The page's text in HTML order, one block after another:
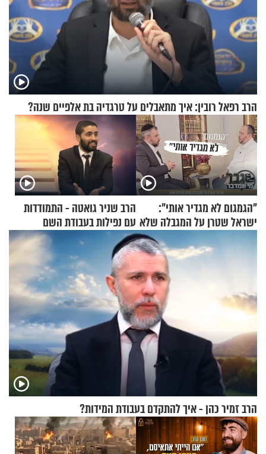
הרב רפאל רובין: איך מתאבלים על טרגדיה בת אלפיים שנה?
"הגמגום לא מגדיר אותי":
ישראל שטרן על המגבלה שלא
עוצרת אותו
הרב שניר גואטה - התמודדות
עם נפילות בעבודת השם
הרב זמיר כהן - איך להתקדם בעבודת המידות?